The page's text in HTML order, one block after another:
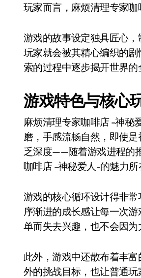
玩家而言，麻烦清理专家咖
游戏的故事设定独具匠心
玩家就会被其精心编织的
索的过程中逐步揭开世界
游戏特色与核心
麻烦清理专家咖啡店 -神秘
磨，手感流畅自然，即使
乏深度——随着游戏进程的
咖啡店 -神秘爱人-的魅力所
游戏的核心循环设计得非
序渐进的成长感让每一次
单而失去兴趣，也不会因为
此外，游戏中还散布着丰
外的挑战目标，也让普通